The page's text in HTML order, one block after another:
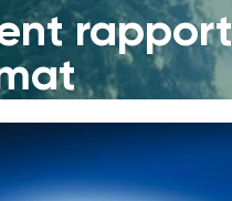
rapport